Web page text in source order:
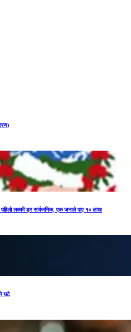
पहिलो लक्की ड्र सार्वजनिक, एक जनाले पाए १० लाख
घटे